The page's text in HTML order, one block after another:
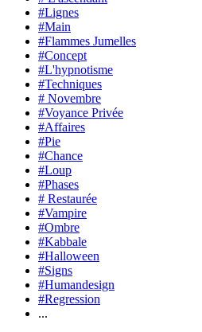
#Lignes
#Main
#Flammes Jumelles
#Concept
#L'hypnotisme
#Techniques
# Novembre
#Voyance Privée
#Affaires
#Pie
#Chance
#Loup
#Phases
# Restaurée
#Vampire
#Ombre
#Kabbale
#Halloween
#Signs
#Humandesign
#Regression
...